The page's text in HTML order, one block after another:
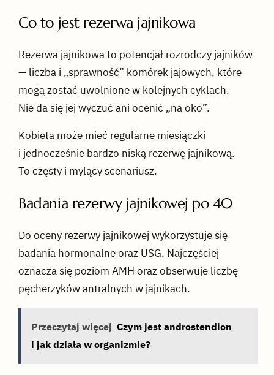
Co to jest rezerwa jajnikowa
Rezerwa jajnikowa to potencjał rozrodczy jajników
— liczba i „sprawność” komórek jajowych, które
mogą zostać uwolnione w kolejnych cyklach.
Nie da się jej wyczuć ani ocenić „na oko”.
Kobieta może mieć regularne miesiączki
i jednocześnie bardzo niską rezerwę jajnikową.
To częsty i mylący scenariusz.
Badania rezerwy jajnikowej po 40
Do oceny rezerwy jajnikowej wykorzystuje się
badania hormonalne oraz USG. Najczęściej
oznacza się poziom AMH oraz obserwuje liczbę
pęcherzyków antralnych w jajnikach.
Przeczytaj więcej Czym jest androstendion
i jak działa w organizmie?